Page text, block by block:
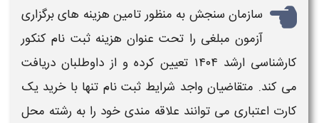
سازمان سنجش به منظور تامین هزینه های برگزاری
آزمون مبلغی را تحت عنوان هزینهثبت نام کنکور
کارشناسی ارشد ۱۴۰۴
تعیین کرده و از داوطلبان دریافت
می کند. متقاضیان واجد شرایط ثبت نام تنها با خرید یک
کارت اعتباری می توانند علاقه مندی خود را به رشته محل